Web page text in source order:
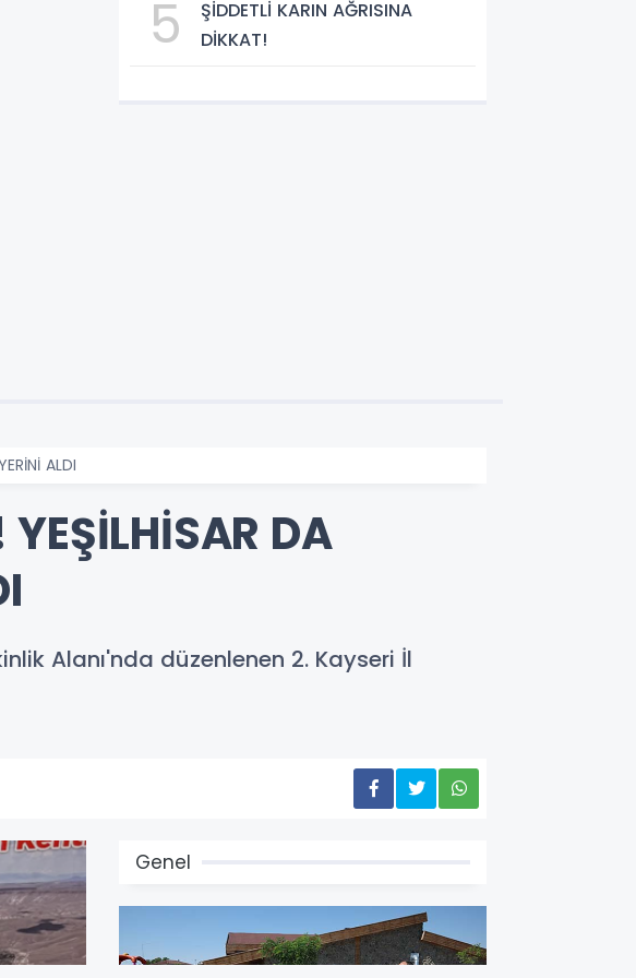
5
ŞİDDETLİ KARIN AĞRISINA
DİKKAT!
ALDI
DA
Alanı'nda düzenlenen 2. Kayseri İl
Genel